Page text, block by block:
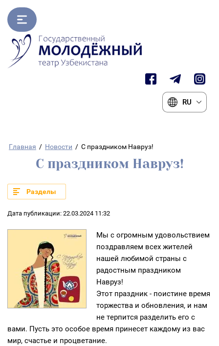
RU
Главная / Новости / С праздником Навруз!
С праздником Навруз!
Разделы
Дата публикации: 22.03.2024 11:32
Мы с огромным удовольствием
поздравляем всех жителей
нашей любимой страны с
радостным праздником
Навруз! ⠀
Этот праздник - поистине время
торжества и обновления, и нам
не терпится разделить его с
вами. Пусть это особое время принесет каждому из вас
мир, счастье и процветание.⠀